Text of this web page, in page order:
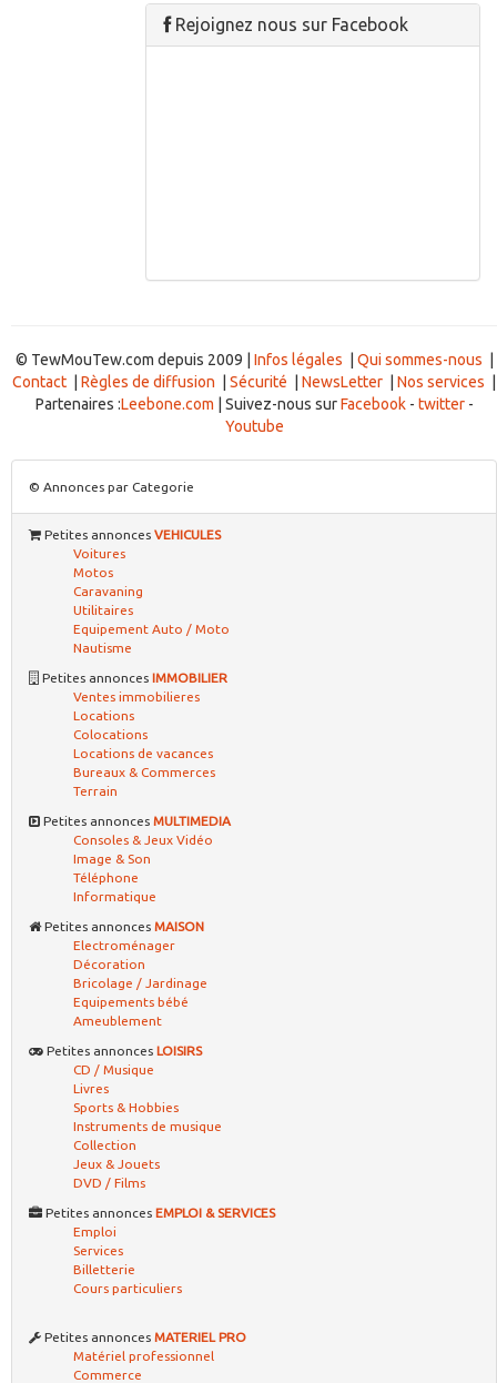
Rejoignez nous sur Facebook
© TewMouTew.com depuis 2009 | Infos légales Qui sommes-nous
Contact
Règles de diffusion Sécurité NewsLetter Nos services
Partenaires :Leebone.com | Suivez-nous surFacebook- twitter-
Youtube
© Annonces par Categorie
Petites annonces VEHICULES
Voitures
Motos
Caravaning
Utilitaires
Equipement Auto / Moto
Nautisme
Petites annonces IMMOBILIER
Ventes immobilieres
Locations
Colocations
Locations de vacances
Bureaux & Commerces
Terrain
Petites annonces MULTIMEDIA
Consoles & Jeux Vidéo
Image & Son
Téléphone
Informatique
Petites annonces MAISON
Electroménager
Décoration
Bricolage / Jardinage
Equipements bébé
Ameublement
Petites annonces LOISIRS
CD / Musique
Livres
Sports & Hobbies
Instruments de musique
Collection
Jeux & Jouets
DVD / Films
Petites annonces EMPLOI & SERVICES
Emploi
Services
Billetterie
Cours particuliers
Petites annonces MATERIEL PRO
Matériel professionnel
Commerce